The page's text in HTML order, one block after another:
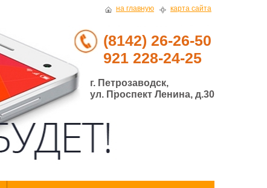
на главную карта сайта
(8142) 26-26-50
921 228-24-25
г. Петрозаводск,
ул. Проспект Ленина, д.30